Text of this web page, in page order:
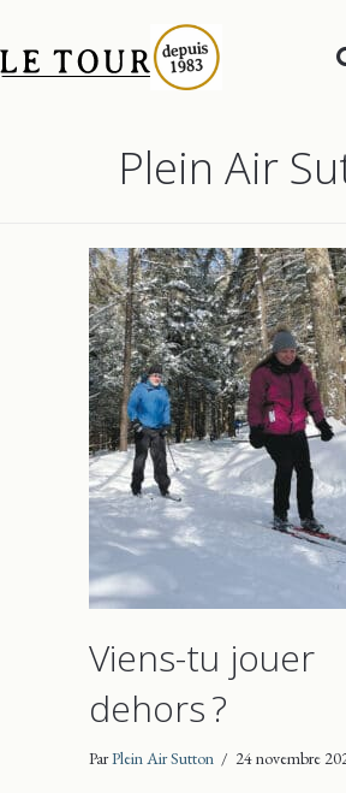
Plein Air
Viens-tu jouer
dehors ?
ParPlein Air Sutton / 24 novembre